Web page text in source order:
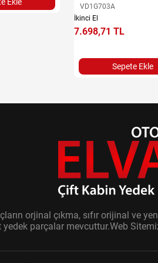
VD1G703A
İkinci El
7.698,71 TL
Sepete Ekle
orjinal çıkma, sıfır orijinal ve
parçalar mevcuttur.Web